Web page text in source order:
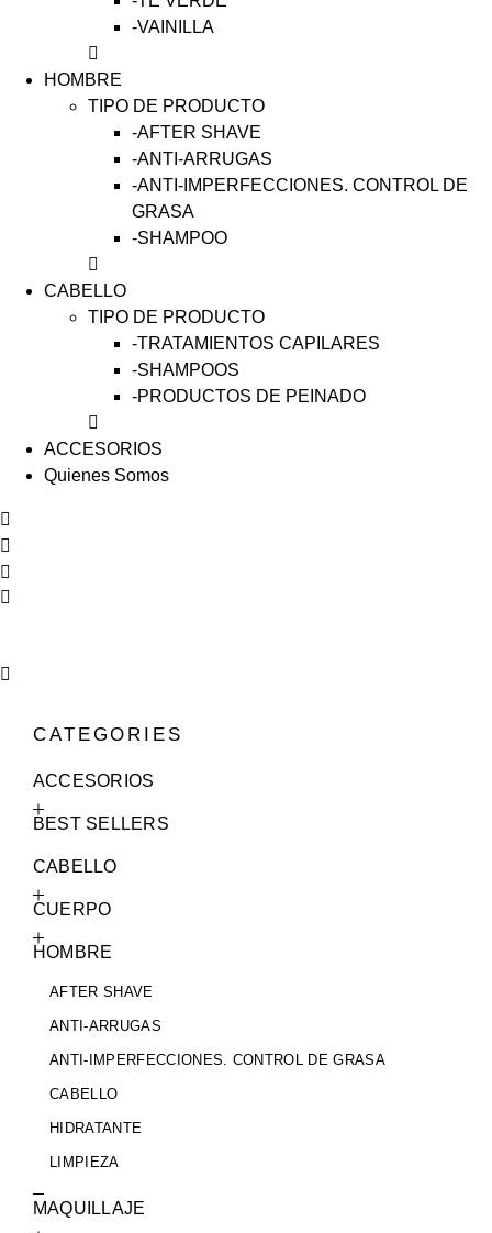
-VAINILLA
HOMBRE
TIPO DE PRODUCTO
-AFTER SHAVE
-ANTI-ARRUGAS
-ANTI-IMPERFECCIONES. CONTROL DE
GRASA
-SHAMPOO
CABELLO
TIPO DE PRODUCTO
-TRATAMIENTOS CAPILARES
-SHAMPOOS
-PRODUCTOS DE PEINADO
ACCESORIOS
Quienes Somos
CATEGORIES
ACCESORIOS
BEST SELLERS
CABELLO
CUERPO
HOMBRE
AFTER SHAVE
ANTI-ARRUGAS
ANTI-IMPERFECCIONES. CONTROL DE GRASA
CABELLO
HIDRATANTE
LIMPIEZA
MAQUILLAJE